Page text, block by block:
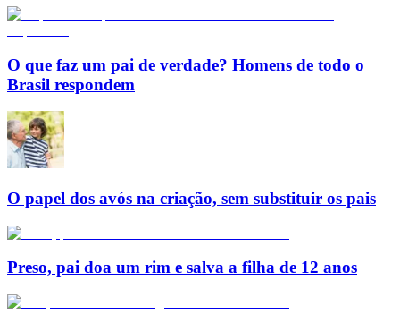
O que faz um pai de verdade? Homens de todo o
Brasil respondem
O papel dos avós na criação, sem substituir os pais
Preso, pai doa um rim e salva a filha de 12 anos